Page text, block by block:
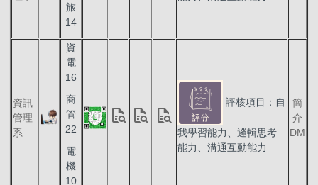
旅
14
資訊
管理
系
資
電
16
商
管
22
電
機
10
quick_reference_all quick_reference_all quick_reference_all
評核項目：自
我學習能力、邏輯思考
能力、溝通互動能力
簡
介
DM